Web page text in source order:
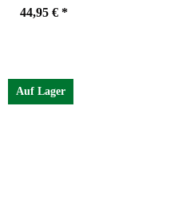
44,95 € *
Auf Lager